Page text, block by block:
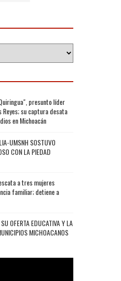
presunto líder
Reyes; su captura desata
en Michoacán
UMSNH SOSTUVO
CON LA PIEDAD
a tres mujeres
familiar; detiene a
OFERTA EDUCATIVA Y LA
MICHOACANOS